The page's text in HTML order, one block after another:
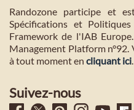
Randozone participe et
Spécifications et
Framework de l'IAB
Management Platform
à tout moment en cliquant ici.
Suivez-nous